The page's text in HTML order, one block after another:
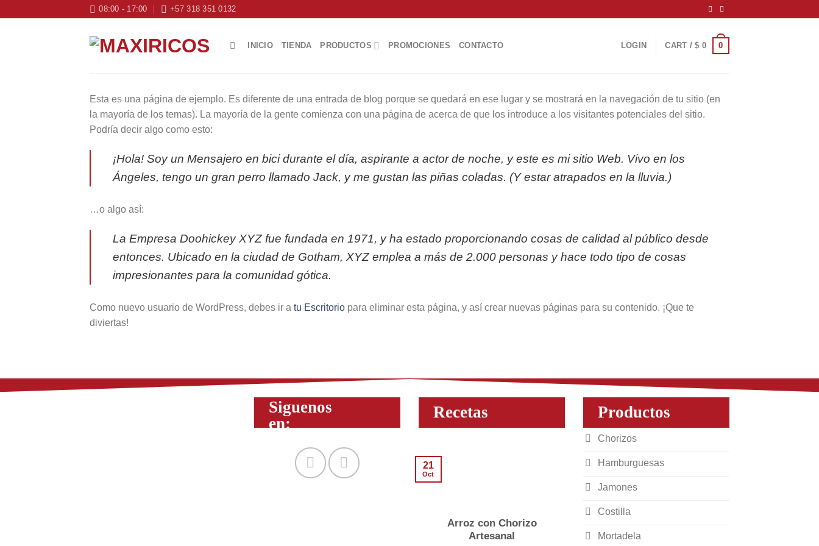
08:00 - 17:00 +57 318 351 0132
INICIO TIENDA PRODUCTOS PROMOCIONES CONTACTO LOGIN CART /$ 0 0
Esta es una página de ejemplo. Es diferente de una entrada de blog porque se quedará en ese lugar y se mostrará en la navegación de tu sitio (en
la mayoría de los temas). La mayoría de la gente comienza con una página de acerca de que los introduce a los visitantes potenciales del sitio.
Podría decir algo como esto:
¡Hola! Soy un Mensajero en bici durante el día, aspirante a actor de noche, y este es mi sitio Web. Vivo en los
Ángeles, tengo un gran perro llamado Jack, y me gustan las piñas coladas. (Y estar atrapados en la lluvia.)
…o algo así:
La Empresa Doohickey XYZ fue fundada en 1971, y ha estado proporcionando cosas de calidad al público desde
entonces. Ubicado en la ciudad de Gotham, XYZ emplea a más de 2.000 personas y hace todo tipo de cosas
impresionantes para la comunidad gótica.
Como nuevo usuario de WordPress, debes ir a tu Escritorio para eliminar esta página, y así crear nuevas páginas para su contenido. ¡Que te
diviertas!
Siguenos
en:
Recetas
Arroz con Chorizo
Artesanal
21
Oct
Productos
Chorizos
Hamburguesas
Jamones
Costilla
Mortadela